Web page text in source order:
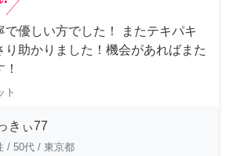
で優しい方でした！ またテキパキ
り助かりました！機会があればまた
ト
きぃ77
/ 50代 / 東京都